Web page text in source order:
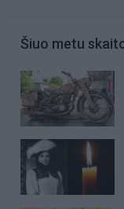
Šiuo metu